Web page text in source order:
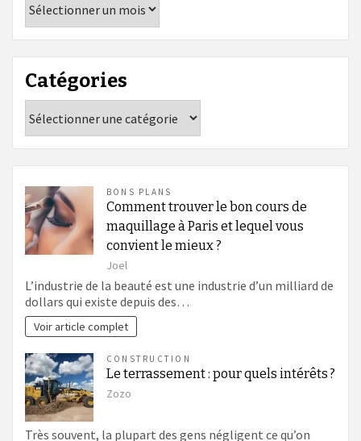
Catégories
BONS PLANS
Comment trouver le bon cours de
maquillage à Paris et lequel vous
convient le mieux ?
Joel
L’industrie de la beauté est une industrie d’un milliard de
dollars qui existe depuis des…
Voir article complet
CONSTRUCTION
Le terrassement : pour quels intérêts ?
Zozo
Très souvent, la plupart des gens négligent ce qu’on